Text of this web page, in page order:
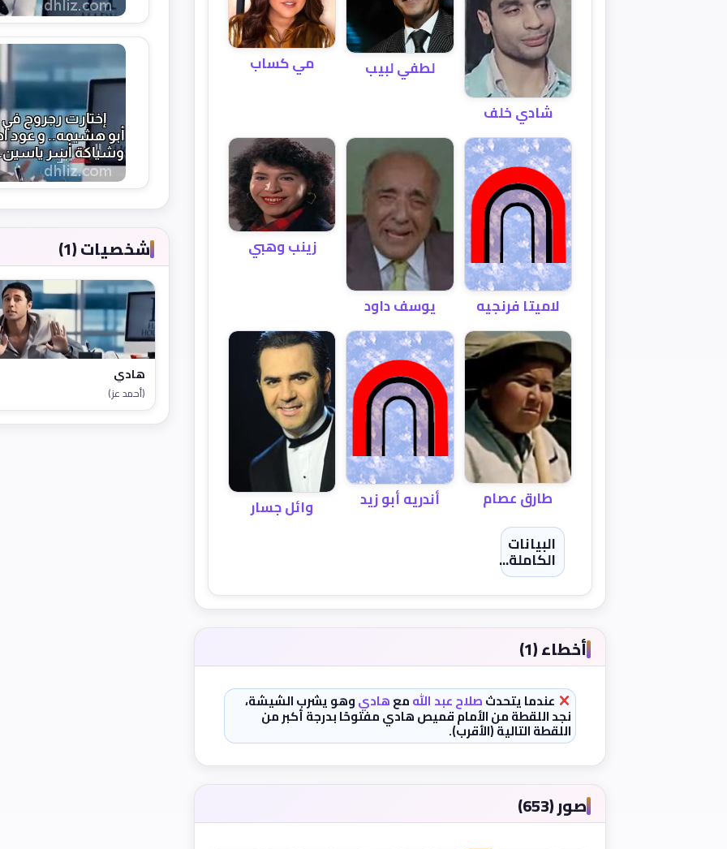
شادي خلف
لطفي لبيب مي كساب
لاميتا فرنجيه يوسف داود
زينب وهبي
طارق عصام أندريه أبو زيد
وائل جسار
البيانات
الكاملة...
أخطاء (1)
عندما يتحدثصلاح عبد اللهمعهاديوهو يشرب الشيشة،
نجد اللقطة من الأمام قميص هادي مفتوحًا بدرجة أكبر من
اللقطة التالية (الأقرب).
صور (653)
شخصيات (1)
هادي
(أحمد عز)